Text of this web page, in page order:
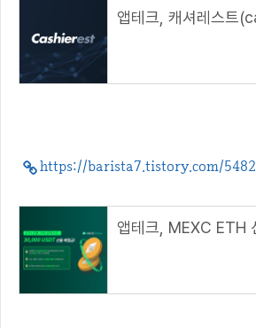
https://barista7.tistory.com/5482